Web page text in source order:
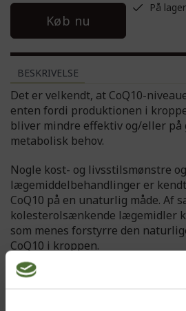
Køb nu
På lager
BESKRIVELSE
Det er velkendt, at CoQ10-
enten fordi produktionen i
bliver mindre effektiv og/eller på
metabolisk behov.
Nogle kost- og livsstilsmønstre
lægemiddelbehandlinger er
CoQ10 på en unaturlig måde. Af
kolesterolsænkende lægemidler
som menes forstyrre den
CoQ10 i kroppen.
NeoLife CoQ10 leverer: